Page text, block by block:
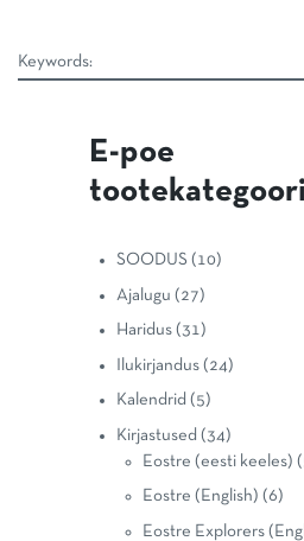
E-poe
SOODUS (10)
Ajalugu (27)
Haridus (31)
Ilukirjandus (24)
Kalendrid (5)
Kirjastused (34)
Eostre (eesti keeles)
Eostre (English) (6)
Eostre Explorers